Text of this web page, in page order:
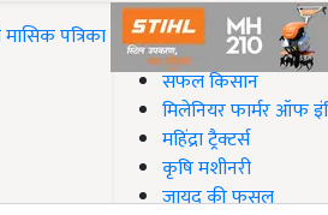
मासिक पत्रिका
#Top on Krishi Jagran
सफल किसान
मिलेनियर फार्मर ऑफ
महिंद्रा ट्रैक्टर्स
कृषि मशीनरी
जायद की फसल